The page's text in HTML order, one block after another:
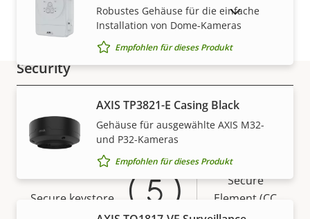
Eigentumsbeschreibung Eigentumswert
PoE-Klasse
Security
Eigentumsbeschreibung Eigentumswert
Signiertes OS
Secure Boot
Secure keystore
Secure
Element (CC
Robustes Gehäuse für die einfache
Installation von Dome-Kameras
Empfohlen für dieses Produkt
AXIS TP3821-E Casing Black
Gehäuse für ausgewählte AXIS M32-
und P32-Kameras
Empfohlen für dieses Produkt
AUSLAUFPRODUKTE ANZEIGEN
Gewährleistung